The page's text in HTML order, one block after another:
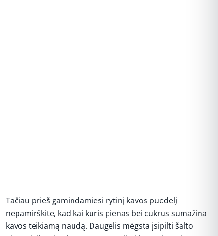
Tačiau prieš gamindamiesi rytinį kavos puodelį
nepamirškite, kad kai kuris pienas bei cukrus sumažina
kavos teikiamą naudą. Daugelis mėgsta įsipilti šalto